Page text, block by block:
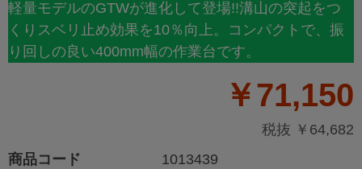
軽量モデルのGTWが進化して登場!!溝山の突起をつ
くりスベリ止め効果を10％向上。コンパクトで、振
り回しの良い400mm幅の作業台です。
￥71,150
税抜 ￥64,682
商品コード
1013439